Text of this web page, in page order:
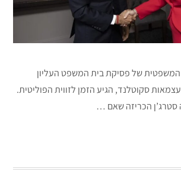
המשפטית של פסיקת בית המשפט העליון
סקוטלנד, הגיע הזמן לזווית הפוליטית.